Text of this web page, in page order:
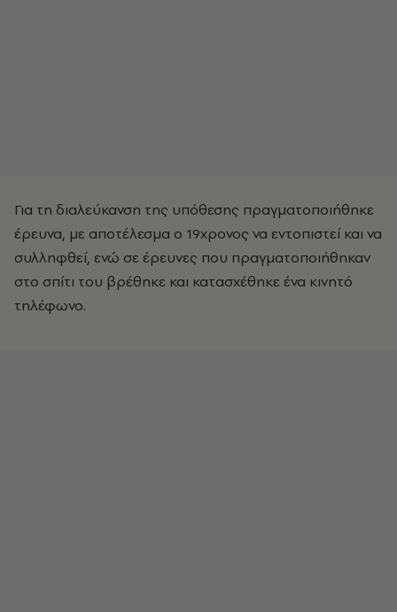
Για τη διαλεύκανση της υπόθεσης πραγματοποιήθηκε
έρευνα, με αποτέλεσμα ο 19χρονος να εντοπιστεί και να
συλληφθεί, ενώ σε έρευνες που πραγματοποιήθηκαν
στο σπίτι του βρέθηκε και κατασχέθηκε ένα κινητό
τηλέφωνο.